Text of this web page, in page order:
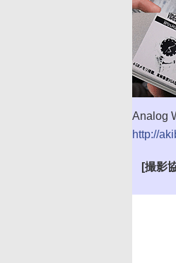
Analog
http://
[撮影